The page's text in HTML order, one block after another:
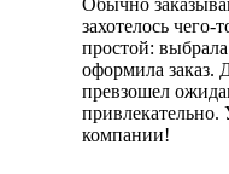
захотелось
простой:
оформила заказ.
превзошел
привлекательно.
компании!